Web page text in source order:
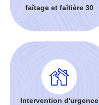
faîtage et faîtière 30
Intervention d'urgence